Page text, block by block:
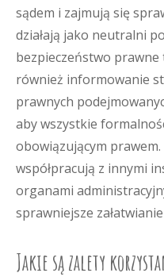
sądem i zajmują się
działają jako neutralni
bezpieczeństwo
również informowanie
prawnych
aby wszystkie
obowiązującym
współpracują z innymi
organami
sprawniejsze
Jakie są zalety